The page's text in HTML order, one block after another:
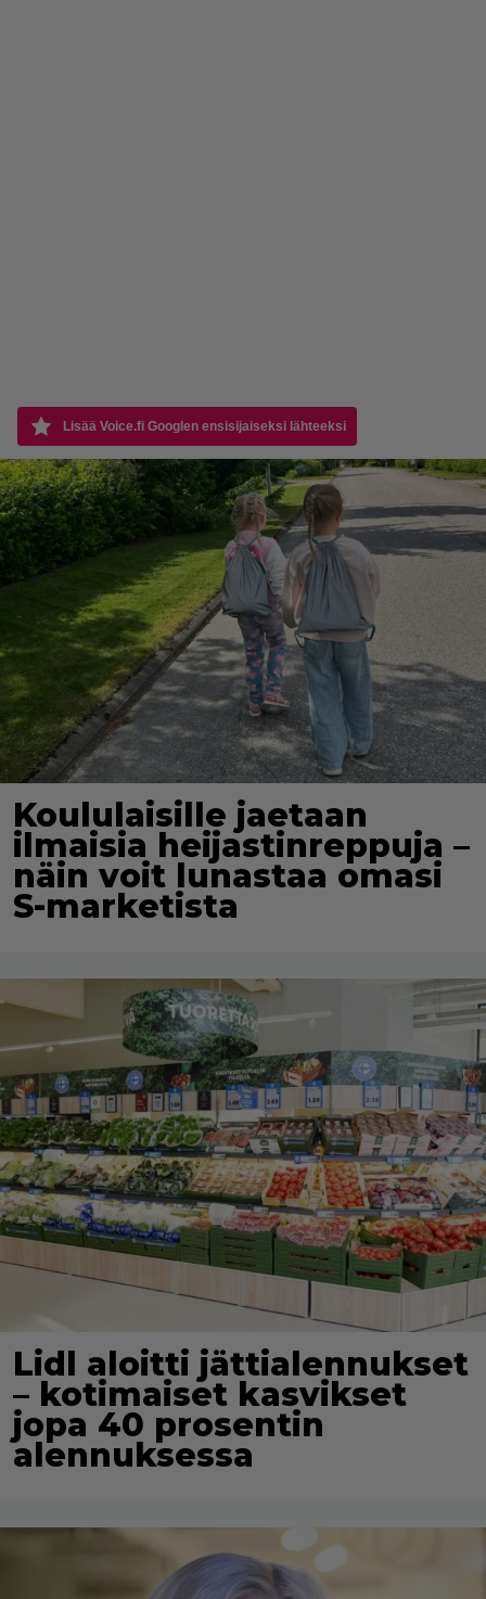
Lisää Voice.fi Googlen ensisijaiseksi lähteeksi
Koululaisille jaetaan
ilmaisia heijastinreppuja –
näin voit lunastaa omasi
S-marketista
Lidl aloitti jättialennukset
– kotimaiset kasvikset
jopa 40 prosentin
alennuksessa